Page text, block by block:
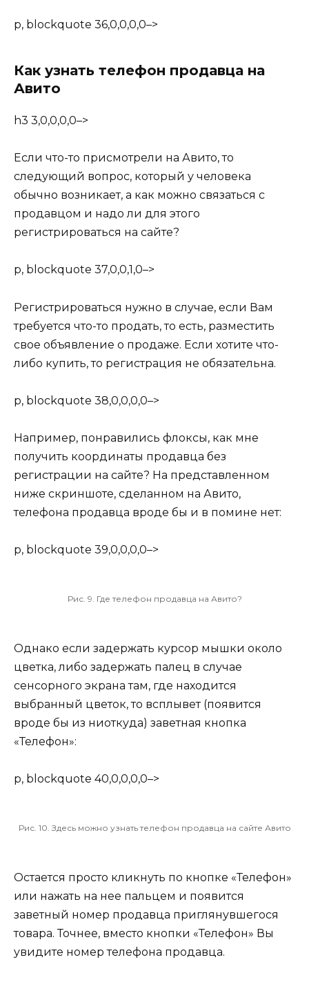
p, blockquote 36,0,0,0,0–>
Как узнать телефон продавца на
Авито
h3 3,0,0,0,0–>
Если что-то присмотрели на Авито, то
следующий вопрос, который у человека
обычно возникает, а как можно связаться с
продавцом и надо ли для этого
регистрироваться на сайте?
p, blockquote 37,0,0,1,0–>
Регистрироваться нужно в случае, если Вам
требуется что-то продать, то есть, разместить
свое объявление о продаже. Если хотите что-
либо купить, то регистрация не обязательна.
p, blockquote 38,0,0,0,0–>
Например, понравились флоксы, как мне
получить координаты продавца без
регистрации на сайте? На представленном
ниже скриншоте, сделанном на Авито,
телефона продавца вроде бы и в помине нет:
p, blockquote 39,0,0,0,0–>
Рис. 9. Где телефон продавца на Авито?
Однако если задержать курсор мышки около
цветка, либо задержать палец в случае
сенсорного экрана там, где находится
выбранный цветок, то всплывет (появится
вроде бы из ниоткуда) заветная кнопка
«Телефон»:
p, blockquote 40,0,0,0,0–>
Рис. 10. Здесь можно узнать телефон продавца на сайте Авито
Остается просто кликнуть по кнопке «Телефон»
или нажать на нее пальцем и появится
заветный номер продавца приглянувшегося
товара. Точнее, вместо кнопки «Телефон» Вы
увидите номер телефона продавца.